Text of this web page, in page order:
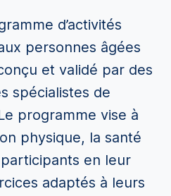
d’activités
personnes âgées
et validé par des
spécialistes de
programme vise à
physique, la santé
en leur
adaptés à leurs